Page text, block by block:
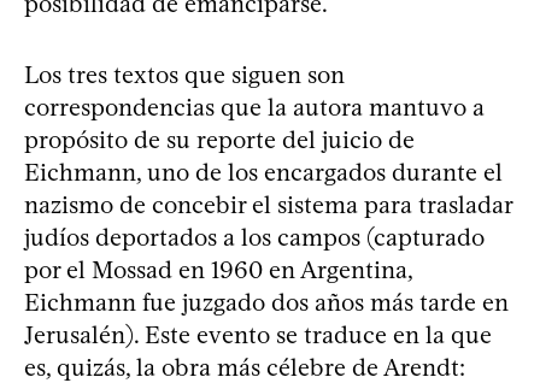
Los tres textos que siguen son
correspondencias que la autora mantuvo a
propósito de su reporte del juicio de
Eichmann, uno de los encargados durante el
nazismo de concebir el sistema para trasladar
judíos deportados a los campos (capturado
por el Mossad en 1960 en Argentina,
Eichmann fue juzgado dos años más tarde en
Jerusalén). Este evento se traduce en la que
es, quizás, la obra más célebre de Arendt: